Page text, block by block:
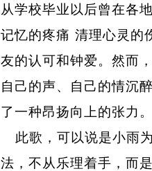
从学校毕业以后曾在各
记忆的疼痛 清理心灵
友的认可和钟爱。然而
自己的声、 自己的情沉
了一种昂扬向上的张力
此歌，可以说是小雨
法，不从乐理着手，而